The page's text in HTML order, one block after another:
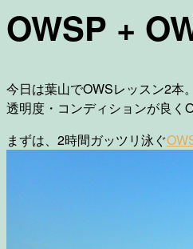
OWSP +
今日は葉山でOWSレッスン2本。
透明度・コンディションが良く
まずは、2時間ガッツリ泳ぐ